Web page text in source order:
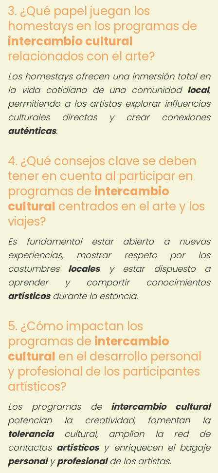
3. ¿Qué papel juegan los
homestays en los programas de
intercambio cultural
relacionados con el arte?
Los homestays ofrecen una inmersión total en
la vida cotidiana de una comunidad local,
permitiendo a los artistas explorar influencias
culturales directas y crear conexiones
auténticas.
4. ¿Qué consejos clave se deben
tener en cuenta al participar en
programas de intercambio
cultural centrados en el arte y los
viajes?
Es fundamental estar abierto a nuevas
experiencias, mostrar respeto por las
costumbres localesy estar dispuesto a
aprender y compartir conocimientos
artísticosdurante la estancia.
5. ¿Cómo impactan los
programas de intercambio
cultural en el desarrollo personal
y profesional de los participantes
artísticos?
Los programas de intercambio cultural
potencian la creatividad, fomentan la
toleranciacultural, amplían la red de
contactos artísticosy enriquecen el bagaje
personalyprofesionalde los artistas.